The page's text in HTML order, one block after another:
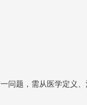
问题，需从医学定义